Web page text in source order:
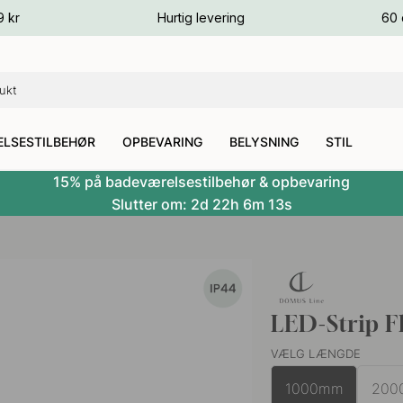
kr Hurtig levering 60
OPBEVARING BELYSNING STIL
15% på badeværelsestilbehør & opbevaring
Slutter om: 2d 22h 6m 12s
LED-Strip
VÆLG LÆNGDE
1000mm